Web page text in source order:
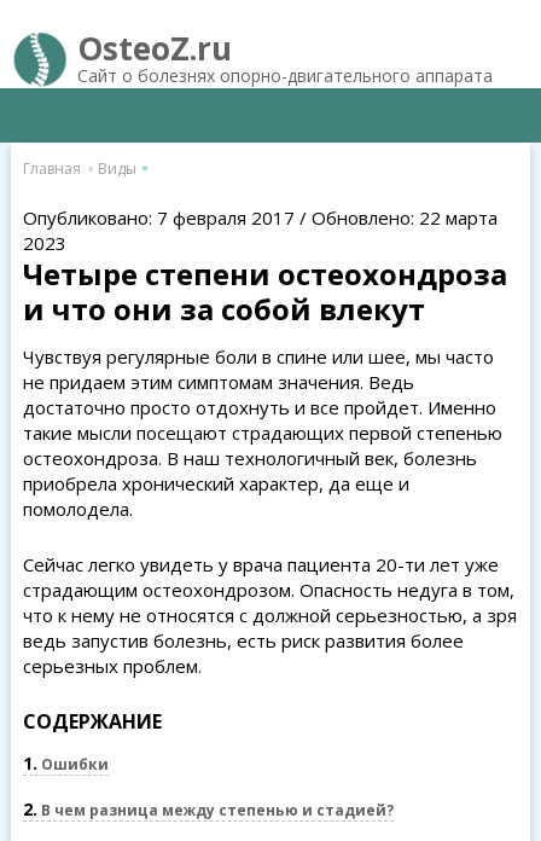
OsteoZ.ru
Сайт о болезнях опорно-двигательного аппарата
Главная Виды
Опубликовано: 7 февраля 2017 / Обновлено: 22 марта
2023
Четыре степени остеохондроза
и что они за собой влекут
Чувствуя регулярные боли в спине или шее, мы часто
не придаем этим симптомам значения. Ведь
достаточно просто отдохнуть и все пройдет. Именно
такие мысли посещают страдающих первой степенью
остеохондроза. В наш технологичный век, болезнь
приобрела хронический характер, да еще и
помолодела.
Сейчас легко увидеть у врача пациента 20-ти лет уже
страдающим остеохондрозом. Опасность недуга в том,
что к нему не относятся с должной серьезностью, а зря
ведь запустив болезнь, есть риск развития более
серьезных проблем.
СОДЕРЖАНИЕ
1 Ошибки
2 В чем разница между степенью и стадией?